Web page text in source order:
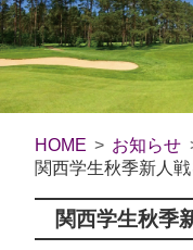
HOME
お知らせ
関西学生秋季新人
関西学生秋季